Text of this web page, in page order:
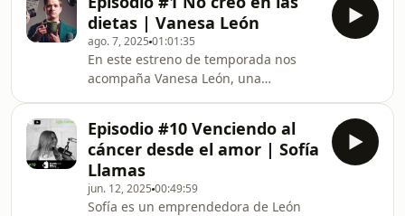
su familia en el sector restaurantero y
comparte con nosotros su nuevo
proyecto educativo. Mexico Entre
Botellas.
dietas | Vanesa León
ago. 7, 2025 01:01:35
En este estreno de temporada nos
acompaña Vanesa León, una
platica que no existen formulas ni
dietas para tener el cuerpo perfecto,
sino sanando desde adentro.
Episodio #10 Venciendo al
cáncer desde el amor | Sofía
Llamas
jun. 12, 2025 00:49:59
Sofía es un emprendedora de León